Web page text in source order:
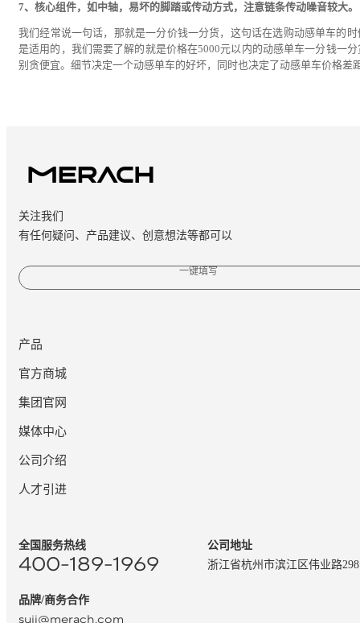
7、核心组件，如中轴，易坏的脚踏或传动方式，注意链条传动噪音较大。
我们经常说一句话，那就是一分价钱一分货，这句话在选购动感单车的时
是适用的，我们需要了解的就是价格在5000元以内的动感单车一分钱一分
别贪便宜。细节决定一个动感单车的好坏，同时也决定了动感单车价格差
关注我们
有任何疑问、产品建议、创意想法等都可以
一键填写
产品
官方商城
集团官网
媒体中心
公司介绍
人才引进
全国服务热线
400-189-1969
品牌/商务合作
suji@merach.com
公司地址
浙江省杭州市滨江区伟业路